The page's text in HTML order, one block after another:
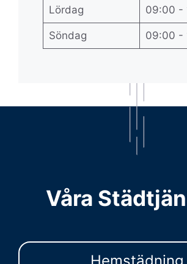
Lördag 09:00 -
Söndag 09:00 -
Våra
Hemstädning